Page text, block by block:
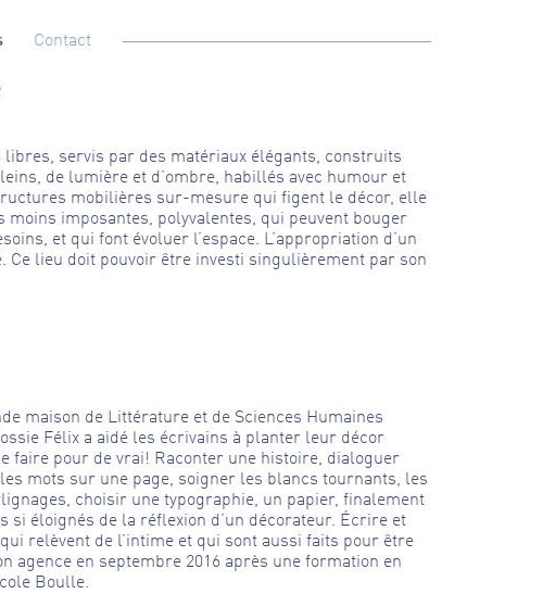
Contact
libres, servis par des matériaux élégants, construits
de lumière et d’ombre, habillés avec humour et
mobilières sur-mesure qui figent le décor, elle
moins imposantes, polyvalentes, qui peuvent bouger
et qui font évoluer l’espace. L’appropriation d’un
Ce lieu doit pouvoir être investi singulièrement par son
maison de Littérature et de Sciences Humaines
Félix a aidé les écrivains à planter leur décor
faire pour de vrai! Raconter une histoire, dialoguer
mots sur une page, soigner les blancs tournants, les
choisir une typographie, un papier, finalement
si éloignés de la réflexion d’un décorateur. Écrire et
relèvent de l’intime et qui sont aussi faits pour être
agence en septembre 2016 après une formation en
Boulle.